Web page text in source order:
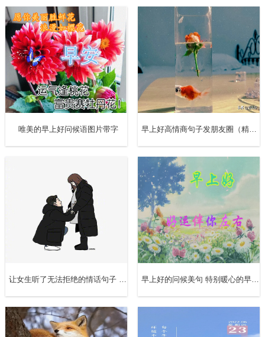
唯美的早上好问候语图片带字 早上好高情商句子发朋友圈（精选10句）
让女生听了无法拒绝的情话句子 哄女孩子的情话高情商（精选100句） 早上好的问候美句 特别暖心的早安句子配图片（精选10句）